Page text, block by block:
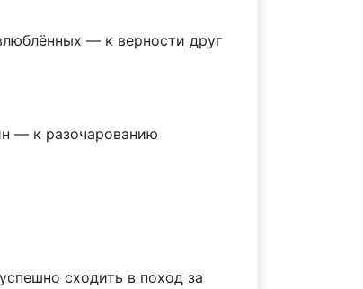
— к верности друг
— к разочарованию
сходить в поход за